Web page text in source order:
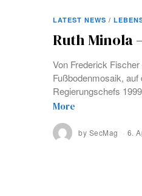
LATEST NEWS /
Ruth Minola
Von Frederick
Fußbodenmosaik,
Regierungschefs
More
by SecMag 6.